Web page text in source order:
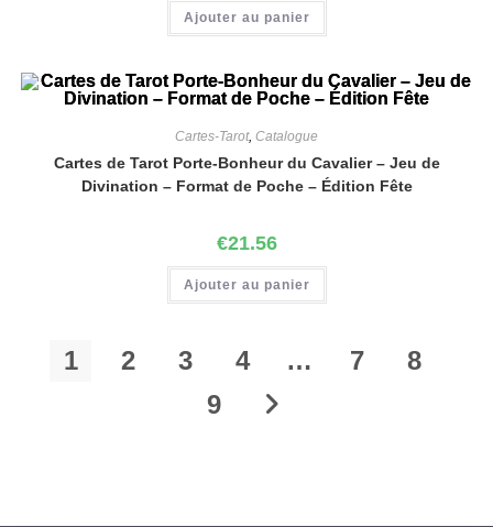
Ajouter au panier
Cartes-Tarot, Catalogue
Cartes de Tarot Porte-Bonheur du Cavalier – Jeu de
Divination – Format de Poche – Édition Fête
€21.56
Ajouter au panier
1 2 3 4 … 7
8
9